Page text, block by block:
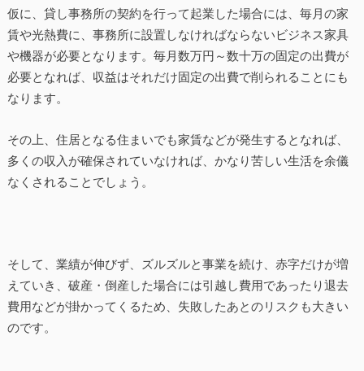
仮に、貸し事務所の契約を行って起業した場合には、毎月の家
賃や光熱費に、事務所に設置しなければならないビジネス家具
や機器が必要となります。毎月数万円～数十万の固定の出費が
必要となれば、収益はそれだけ固定の出費で削られることにも
なります。
その上、住居となる住まいでも家賃などが発生するとなれば、
多くの収入が確保されていなければ、かなり苦しい生活を余儀
なくされることでしょう。
そして、業績が伸びず、ズルズルと事業を続け、赤字だけが増
えていき、破産・倒産した場合には引越し費用であったり退去
費用などが掛かってくるため、失敗したあとのリスクも大きい
のです。